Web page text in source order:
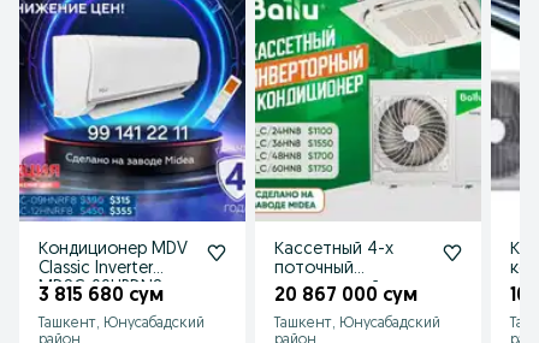
Кондиционер MDV
Classic Inverter
MDSC-09HRDN8
3 815 680 сум
Ташкент, Юнусабадский
Кассетный 4-х
поточный
инверторный
BALLU
20 867 000 сум
Ташкент, Юнусабадский
BTU
10